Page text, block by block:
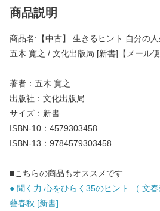
商品説明
商品名:【中古】 生きるヒント 自分の
五木 寛之 / 文化出版局 [新書]【メール便
著者：五木 寛之
出版社：文化出版局
サイズ：新書
ISBN-10：4579303458
ISBN-13：9784579303458
■こちらの商品もオススメです
● 聞く力 心をひらく35のヒント （ 文
藝春秋 [新書]